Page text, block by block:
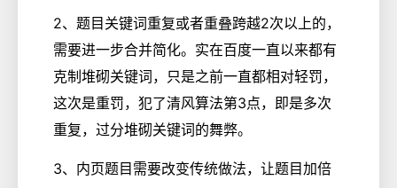
2、题目关键词重复或者重叠跨越2次以上的，
需要进一步合并简化。实在百度一直以来都有
克制堆砌关键词，只是之前一直都相对轻罚，
这次是重罚，犯了清风算法第3点，即是多次
重复，过分堆砌关键词的舞弊。
3、内页题目需要改变传统做法，让题目加倍